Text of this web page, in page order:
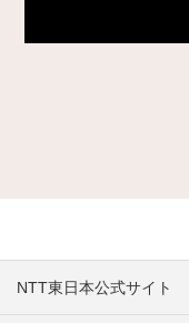
NTT東日本公式サイト